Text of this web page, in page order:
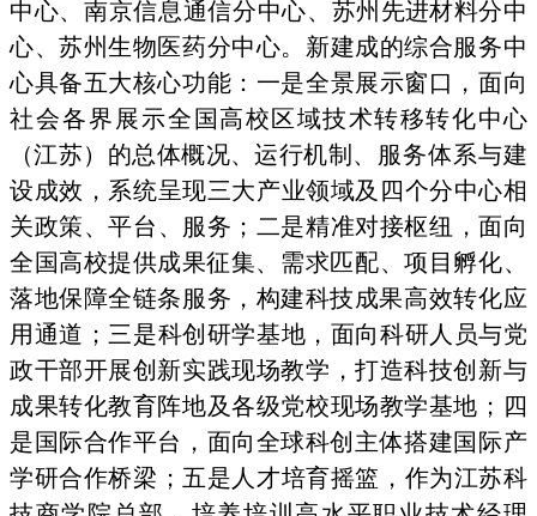
中心、南京信息通信分中心、 苏州先进材料分中
心、苏州生物医药分中心。新建成的综合服务中
心具备五大核心功能：一是全景展示窗口，面向
社会各界展示全国高校区域技术转移转化中心
（江苏）的总体概况、运行机制、
服务体系与建
设成效，系统呈现三大产业领域及四个分中心相
关政策、平台、服务；二是精准对接枢纽，面向
全国高校提供成果征集、需求匹配、项目孵化、
落地保障全链条服务，构建科技成果高效转化应
用通道；三是科创研学基地，面向科研人员与党
政干部开展创新实践现场教学，打造科技创新与
成果转化教育阵地及各级党校现场教学基地；四
是国际合作平台，面向全球科创主体搭建国际产
学研合作桥梁；五是人才培育摇篮，作为江苏科